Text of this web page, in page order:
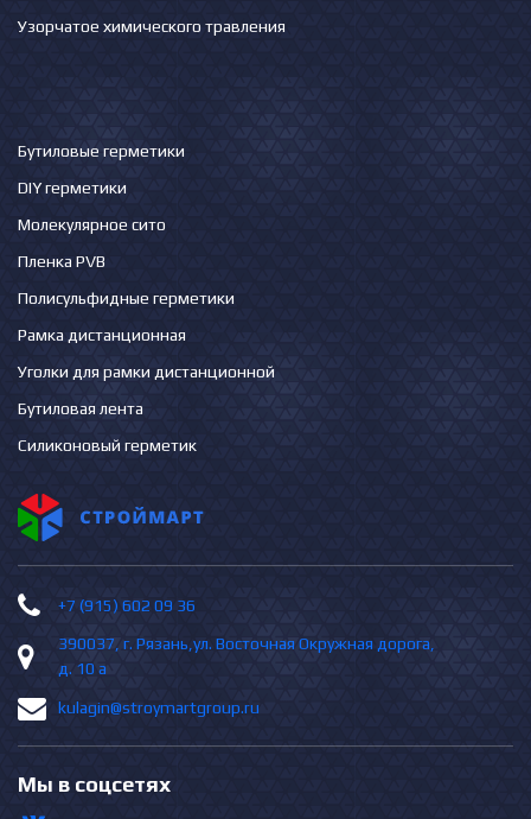
Узорчатое химического травления
Бутиловые герметики
DIY герметики
Молекулярное сито
Пленка PVB
Полисульфидные герметики
Рамка дистанционная
Уголки для рамки дистанционной
Бутиловая лента
Силиконовый герметик
+7 (915) 602 09 36
390037, г. Рязань,ул. Восточная Окружная дорога,
д. 10 а
kulagin@stroymartgroup.ru
Мы в соцсетях